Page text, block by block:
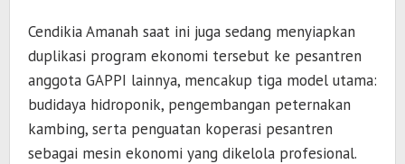
Cendikia Amanah saat ini juga sedang menyiapkan
duplikasi program ekonomi tersebut ke pesantren
anggota GAPPI lainnya, mencakup tiga model utama:
budidaya hidroponik, pengembangan peternakan
kambing, serta penguatan koperasi pesantren
sebagai mesin ekonomi yang dikelola profesional.